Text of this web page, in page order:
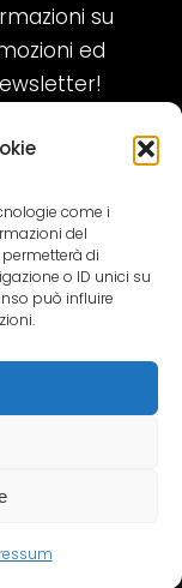
come i
del
di
o ID unici su
può influire
su
ed
TOURISM
– P.IVA: